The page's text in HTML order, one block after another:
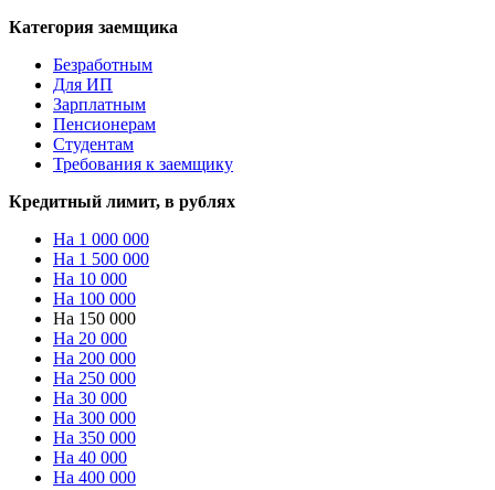
Категория заемщика
Безработным
Для ИП
Зарплатным
Пенсионерам
Студентам
Требования к заемщику
Кредитный лимит, в рублях
На 1 000 000
На 1 500 000
На 10 000
На 100 000
На 150 000
На 20 000
На 200 000
На 250 000
На 30 000
На 300 000
На 350 000
На 40 000
На 400 000